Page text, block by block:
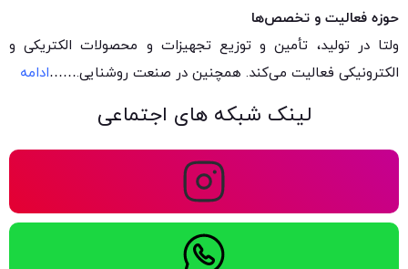
حوزه فعالیت و تخصص‌ها
ولتا در تولید، تأمین و توزیع تجهیزات و محصولات الکتریکی و
الکترونیکی فعالیت می‌کند. همچنین در صنعت روشنایی.……ادامه
لینک شبکه های اجتماعی